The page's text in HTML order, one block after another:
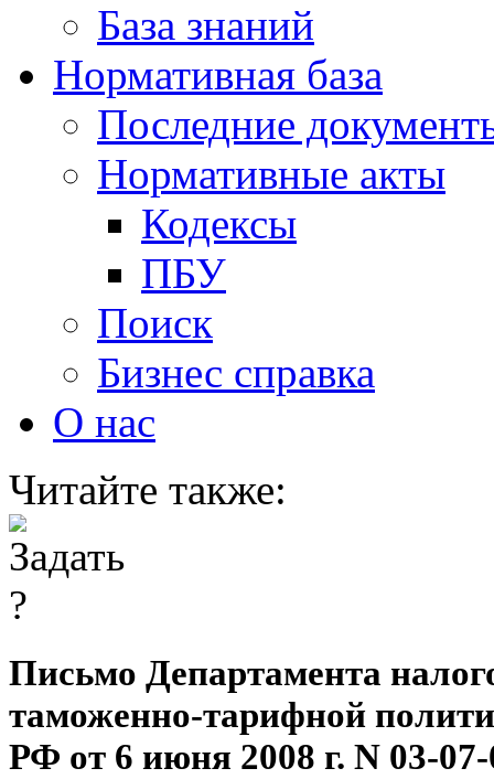
База знаний
Нормативная база
Последние
Нормативные акты
Кодексы
ПБУ
Поиск
Бизнес справка
О нас
Читайте также:
Письмо Департамента
таможенно-тарифной
РФ от 6 июня 2008 г. N 03-